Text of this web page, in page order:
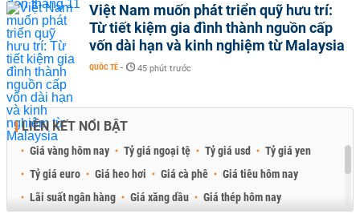
Việt Nam muốn phát triển quỹ hưu trí:
Từ tiết kiệm gia đình thành nguồn cấp
vốn dài hạn và kinh nghiệm từ Malaysia
QUỐC TẾ - 45 phút trước
LIÊN KẾT NỔI BẬT
Giá vàng hôm nay Tỷ giá ngoại tệ Tỷ giá usd
Tỷ giá yen
Tỷ giá euro
Giá heo hơi Giá cà phê
Giá tiêu hôm nay
Lãi suất ngân hàng
Giá xăng dầu
Giá thép hôm nay